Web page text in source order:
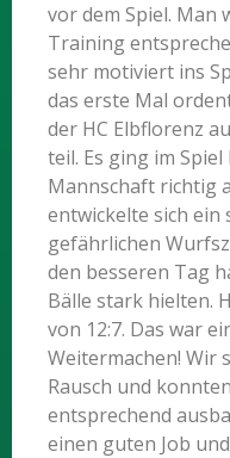
vor dem Spiel. Man
Training
sehr motiviert ins
das erste Mal
der HC Elbflorenz
teil. Es ging im
Mannschaft richtig
entwickelte sich ein
gefährlichen
den besseren Tag
Bälle stark hielten.
von 12:7. Das war
Weitermachen! Wir
Rausch und
entsprechend
einen guten Job